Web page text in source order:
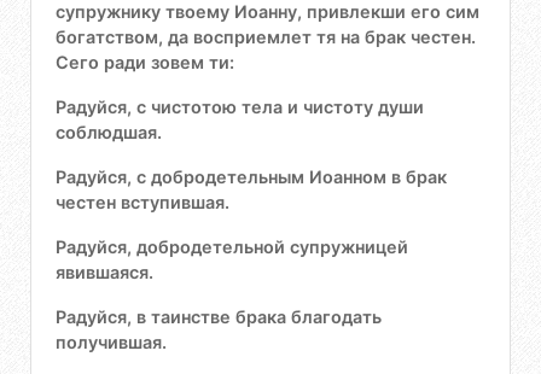
супружнику твоему Иоанну, привлекши его сим
богатством, да восприемлет тя на брак честен.
Сего ради зовем ти:
Радуйся, с чистотою тела и чистоту души
соблюдшая.
Радуйся, с добродетельным Иоанном в брак
честен вступившая.
Радуйся, добродетельной супружницей
явившаяся.
Радуйся, в таинстве брака благодать
получившая.